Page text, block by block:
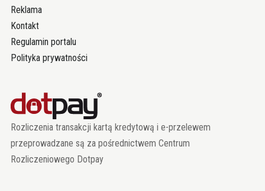
Reklama
Kontakt
Regulamin portalu
Polityka prywatności
Rozliczenia transakcji kartą kredytową i e-przelewem
przeprowadzane są za pośrednictwem Centrum
Rozliczeniowego Dotpay